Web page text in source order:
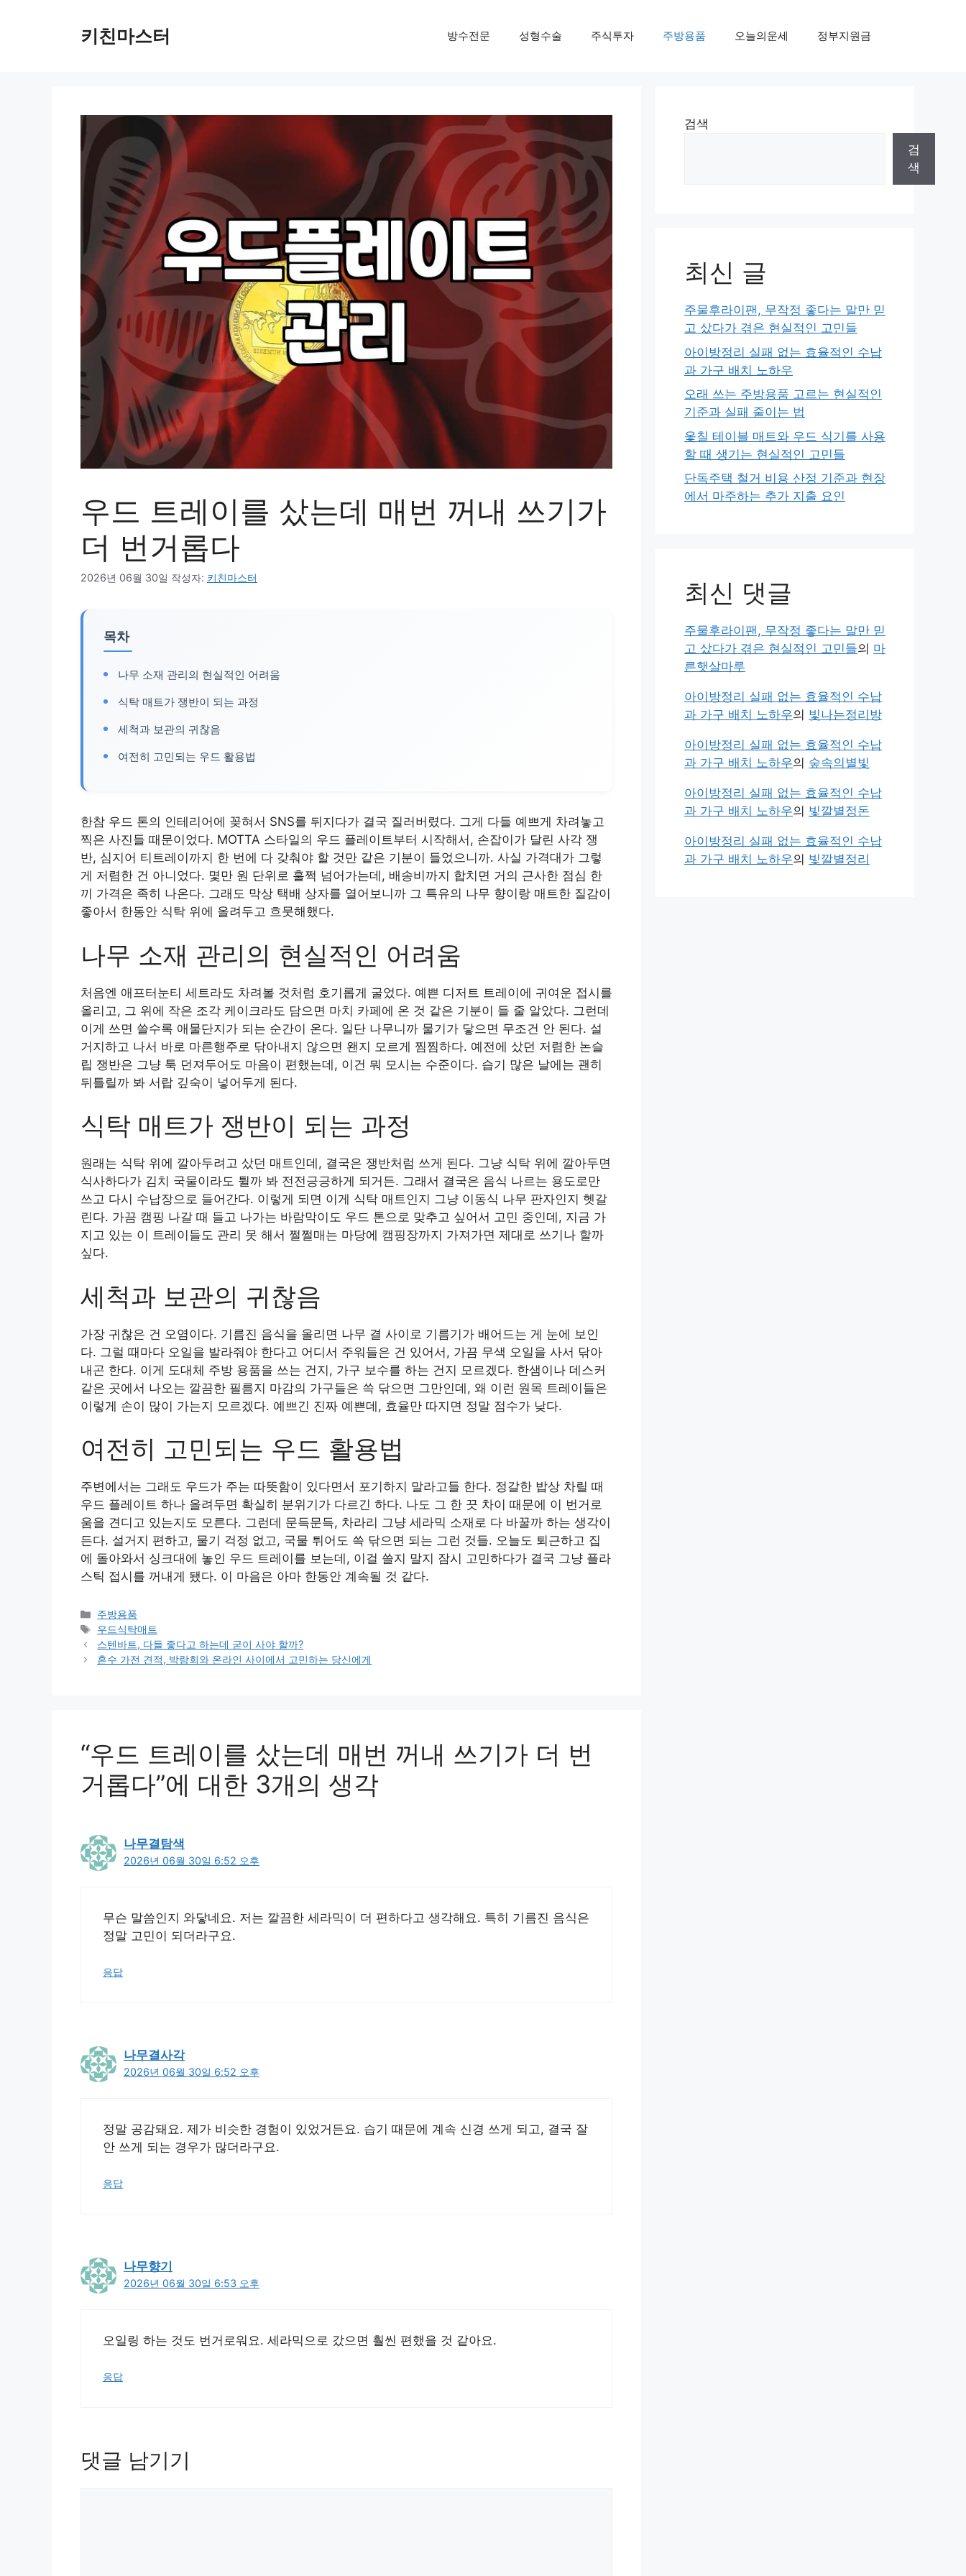
키친마스터 방수전문 성형수술 주식투자 주방용품 오늘의운세 정부지원금
우드 트레이를 샀는데 매번 꺼내 쓰기가
더 번거롭다
2026년 06월 30일 작성자: 키친마스터
목차
나무 소재 관리의 현실적인 어려움
식탁 매트가 쟁반이 되는 과정
세척과 보관의 귀찮음
여전히 고민되는 우드 활용법
한참 우드 톤의 인테리어에 꽂혀서 SNS를 뒤지다가 결국 질러버렸다. 그게 다들 예쁘게 차려놓고
찍은 사진들 때문이었다. MOTTA 스타일의 우드 플레이트부터 시작해서, 손잡이가 달린 사각 쟁
반, 심지어 티트레이까지 한 번에 다 갖춰야 할 것만 같은 기분이 들었으니까. 사실 가격대가 그렇
게 저렴한 건 아니었다. 몇만 원 단위로 훌쩍 넘어가는데, 배송비까지 합치면 거의 근사한 점심 한
끼 가격은 족히 나온다. 그래도 막상 택배 상자를 열어보니까 그 특유의 나무 향이랑 매트한 질감이
좋아서 한동안 식탁 위에 올려두고 흐뭇해했다.
나무 소재 관리의 현실적인 어려움
처음엔 애프터눈티 세트라도 차려볼 것처럼 호기롭게 굴었다. 예쁜 디저트 트레이에 귀여운 접시를
올리고, 그 위에 작은 조각 케이크라도 담으면 마치 카페에 온 것 같은 기분이 들 줄 알았다. 그런데
이게 쓰면 쓸수록 애물단지가 되는 순간이 온다. 일단 나무니까 물기가 닿으면 무조건 안 된다. 설
거지하고 나서 바로 마른행주로 닦아내지 않으면 왠지 모르게 찜찜하다. 예전에 샀던 저렴한 논슬
립 쟁반은 그냥 툭 던져두어도 마음이 편했는데, 이건 뭐 모시는 수준이다. 습기 많은 날에는 괜히
뒤틀릴까 봐 서랍 깊숙이 넣어두게 된다.
식탁 매트가 쟁반이 되는 과정
원래는 식탁 위에 깔아두려고 샀던 매트인데, 결국은 쟁반처럼 쓰게 된다. 그냥 식탁 위에 깔아두면
식사하다가 김치 국물이라도 튈까 봐 전전긍긍하게 되거든. 그래서 결국은 음식 나르는 용도로만
쓰고 다시 수납장으로 들어간다. 이렇게 되면 이게 식탁 매트인지 그냥 이동식 나무 판자인지 헷갈
린다. 가끔 캠핑 나갈 때 들고 나가는 바람막이도 우드 톤으로 맞추고 싶어서 고민 중인데, 지금 가
지고 있는 이 트레이들도 관리 못 해서 쩔쩔매는 마당에 캠핑장까지 가져가면 제대로 쓰기나 할까
싶다.
세척과 보관의 귀찮음
가장 귀찮은 건 오염이다. 기름진 음식을 올리면 나무 결 사이로 기름기가 배어드는 게 눈에 보인
다. 그럴 때마다 오일을 발라줘야 한다고 어디서 주워들은 건 있어서, 가끔 무색 오일을 사서 닦아
내곤 한다. 이게 도대체 주방 용품을 쓰는 건지, 가구 보수를 하는 건지 모르겠다. 한샘이나 데스커
같은 곳에서 나오는 깔끔한 필름지 마감의 가구들은 쓱 닦으면 그만인데, 왜 이런 원목 트레이들은
이렇게 손이 많이 가는지 모르겠다. 예쁘긴 진짜 예쁜데, 효율만 따지면 정말 점수가 낮다.
여전히 고민되는 우드 활용법
주변에서는 그래도 우드가 주는 따뜻함이 있다면서 포기하지 말라고들 한다. 정갈한 밥상 차릴 때
우드 플레이트 하나 올려두면 확실히 분위기가 다르긴 하다. 나도 그 한 끗 차이 때문에 이 번거로
움을 견디고 있는지도 모른다. 그런데 문득문득, 차라리 그냥 세라믹 소재로 다 바꿀까 하는 생각이
든다. 설거지 편하고, 물기 걱정 없고, 국물 튀어도 쓱 닦으면 되는 그런 것들. 오늘도 퇴근하고 집
에 돌아와서 싱크대에 놓인 우드 트레이를 보는데, 이걸 쓸지 말지 잠시 고민하다가 결국 그냥 플라
스틱 접시를 꺼내게 됐다. 이 마음은 아마 한동안 계속될 것 같다.
카
테
고
리
주방용품
태
그
우드식탁매트
스텐바트, 다들 좋다고 하는데 굳이 사야 할까?
혼수 가전 견적, 박람회와 온라인 사이에서 고민하는 당신에게
“우드 트레이를 샀는데 매번 꺼내 쓰기가 더 번
거롭다”에 대한 3개의 생각
나무결탐색
2026년 06월 30일 6:52 오후
무슨 말씀인지 와닿네요. 저는 깔끔한 세라믹이 더 편하다고 생각해요. 특히 기름진 음식은
정말 고민이 되더라구요.
응답
나무결사각
2026년 06월 30일 6:52 오후
정말 공감돼요. 제가 비슷한 경험이 있었거든요. 습기 때문에 계속 신경 쓰게 되고, 결국 잘
안 쓰게 되는 경우가 많더라구요.
응답
나무향기
2026년 06월 30일 6:53 오후
오일링 하는 것도 번거로워요. 세라믹으로 갔으면 훨씬 편했을 것 같아요.
응답
댓글 남기기
검색
검
색
최신 글
주물후라이팬, 무작정 좋다는 말만 믿
고 샀다가 겪은 현실적인 고민들
아이방정리 실패 없는 효율적인 수납
과 가구 배치 노하우
오래 쓰는 주방용품 고르는 현실적인
기준과 실패 줄이는 법
옻칠 테이블 매트와 우드 식기를 사용
할 때 생기는 현실적인 고민들
단독주택 철거 비용 산정 기준과 현장
에서 마주하는 추가 지출 요인
최신 댓글
주물후라이팬, 무작정 좋다는 말만 믿
고 샀다가 겪은 현실적인 고민들의 마
른햇살마루
아이방정리 실패 없는 효율적인 수납
과 가구 배치 노하우의 빛나는정리방
아이방정리 실패 없는 효율적인 수납
과 가구 배치 노하우의 숲속의별빛
아이방정리 실패 없는 효율적인 수납
과 가구 배치 노하우의 빛깔별정돈
아이방정리 실패 없는 효율적인 수납
과 가구 배치 노하우의 빛깔별정리